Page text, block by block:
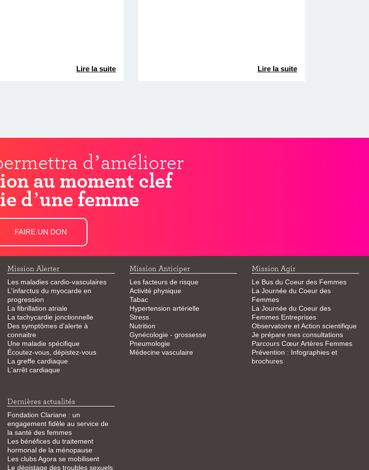
Lire la suite Lire la suite
d’améliorer
au moment clef
d’une femme
FAIRE UN DON
Mission Alerter
Les maladies cardio-vasculaires
L'infarctus du myocarde en
progression
La fibrillation atriale
La tachycardie jonctionnelle
Des symptômes d’alerte à
connaitre
Une maladie spécifique
Écoutez-vous, dépistez-vous
La greffe cardiaque
L'arrêt cardiaque
Mission Anticiper
Les facteurs de risque
Activité physique
Tabac
Hypertension artérielle
Stress
Nutrition
Gynécologie - grossesse
Pneumologie
Médecine vasculaire
Mission Agir
Le Bus du Coeur des Femmes
La Journée du Coeur des
Femmes
La Journée du Coeur des
Femmes Entreprises
Observatoire et Action scientifique
Je prépare mes consultations
Parcours Cœur Artères Femmes
Prévention : Infographies et
brochures
Dernières actualités
Fondation Clariane : un
engagement fidèle au service de
la santé des femmes
Les bénéfices du traitement
hormonal de la ménopause
Les clubs Agora se mobilisent
Le dépistage des troubles sexuels